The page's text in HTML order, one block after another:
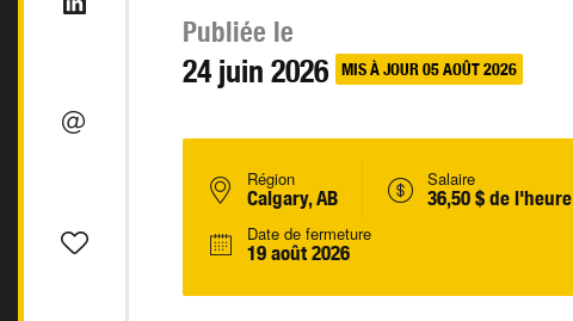
Publiée le
24 juin 2026 MIS À JOUR 05 AOÛT 2026
Région
Calgary, AB
Salaire
36,50 $ de l'heure
Date de fermeture
19 août 2026